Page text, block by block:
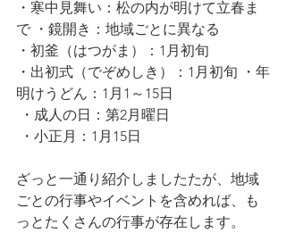
・寒中見舞い：松の内が明けて立春ま
で ・鏡開き：地域ごとに異なる
・初釜（はつがま）：1月初旬
・出初式（でぞめしき）：1月初旬 ・年
明けうどん：1月1～15日
・成人の日：第2月曜日
・小正月：1月15日
ざっと一通り紹介しましたたが、地域
ごとの行事やイベントを含めれば、も
っとたくさんの行事が存在します。